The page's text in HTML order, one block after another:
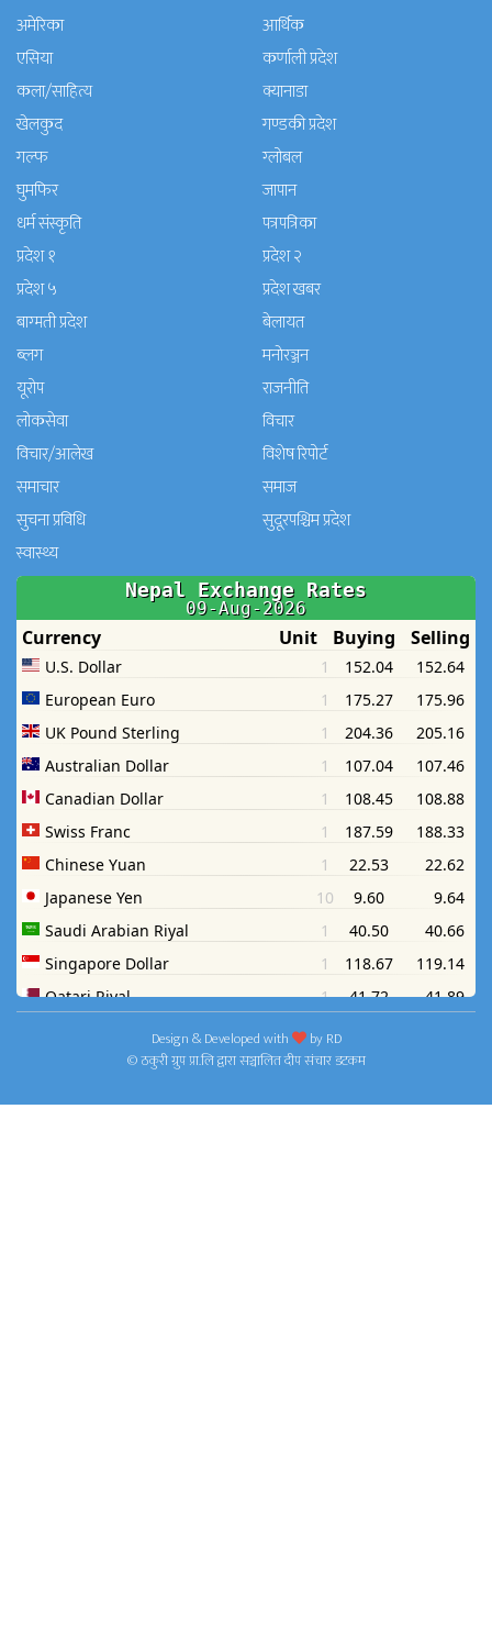
अमेरिका
आर्थिक
एसिया
कर्णाली प्रदेश
कला/साहित्य
क्यानाडा
खेलकुद
गण्डकी प्रदेश
गल्फ
ग्लोबल
घुमफिर
जापान
धर्म संस्कृति
पत्रपत्रिका
प्रदेश १
प्रदेश २
प्रदेश ५
प्रदेश खबर
बाग्मती प्रदेश
बेलायत
ब्लग
मनाेरञ्जन
यूरोप
राजनीति
लोकसेवा
विचार
विचार/आलेख
विशेष रिपोर्ट
समाचार
समाज
सुचना प्रविधि
सुदूरपश्चिम प्रदेश
स्वास्थ्य
Design & Developed with byRD
© ठकुरी ग्रुप प्रा.लि द्वारा सञ्चालित दीप संचार डटकम